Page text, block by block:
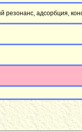
адсорбция,